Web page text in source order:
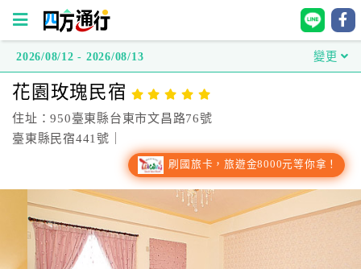
方
通
行
台
2026/08/12 - 2026/08/13 變更
花園玫瑰民宿
住址：950臺東縣台東市文昌路76號
臺東縣民宿441號｜
刷國旅卡，旅遊金8000元等你拿！